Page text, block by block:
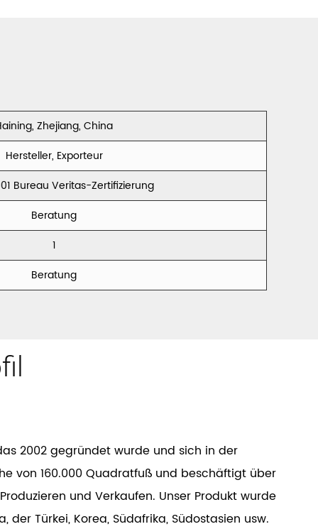
Französischer
Samt CC002
Zhejiang, China
Hersteller, Exporteur
Bureau Veritas-Zertifizierung
Beratung
1
Beratung
2002 gegründet wurde und sich in der
von 160.000 Quadratfuß und beschäftigt über
und Verkaufen. Unser Produkt wurde
Türkei, Korea, Südafrika, Südostasien usw.